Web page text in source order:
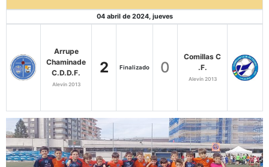
04 abril de 2024, jueves
Arrupe
Chaminade
C.D.D.F.
Alevín 2013
2 Finalizado 0
Comillas C
.F.
Alevín 2013